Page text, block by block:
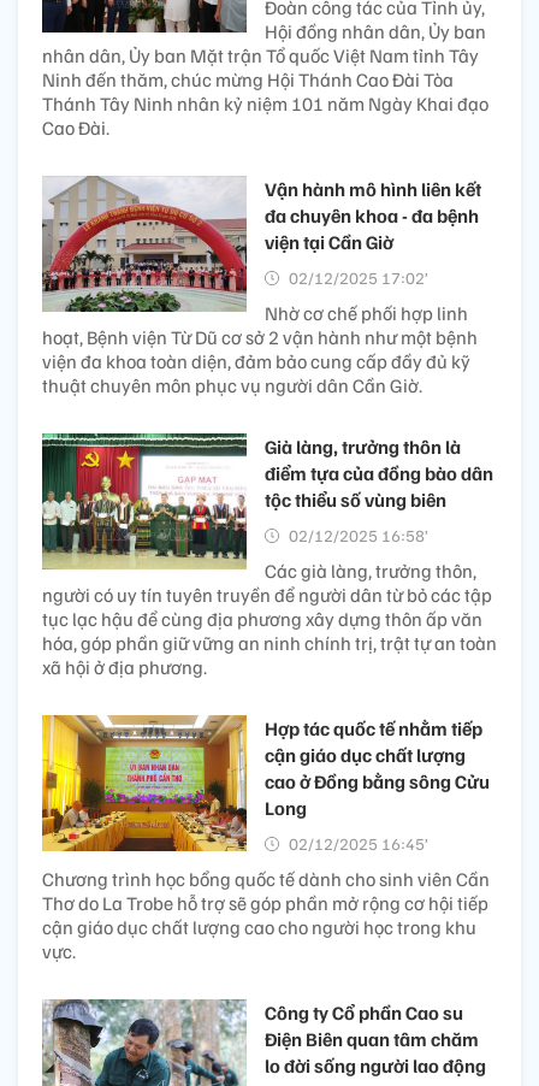
Đoàn công tác của Tỉnh ủy,
Hội đồng nhân dân, Ủy ban
nhân dân, Ủy ban Mặt trận Tổ quốc Việt Nam tỉnh Tây
Ninh đến thăm, chúc mừng Hội Thánh Cao Đài Tòa
Thánh Tây Ninh nhân kỷ niệm 101 năm Ngày Khai đạo
Cao Đài.
Vận hành mô hình liên kết
đa chuyên khoa - đa bệnh
viện tại Cần Giờ
02/12/2025 17:02’
Nhờ cơ chế phối hợp linh
hoạt, Bệnh viện Từ Dũ cơ sở 2 vận hành như một bệnh
viện đa khoa toàn diện, đảm bảo cung cấp đầy đủ kỹ
thuật chuyên môn phục vụ người dân Cần Giờ.
Già làng, trưởng thôn là
điểm tựa của đồng bào dân
tộc thiểu số vùng biên
02/12/2025 16:58’
Các già làng, trưởng thôn,
người có uy tín tuyên truyền để người dân từ bỏ các tập
tục lạc hậu để cùng địa phương xây dựng thôn ấp văn
hóa, góp phần giữ vững an ninh chính trị, trật tự an toàn
xã hội ở địa phương.
Hợp tác quốc tế nhằm tiếp
cận giáo dục chất lượng
cao ở Đồng bằng sông Cửu
Long
02/12/2025 16:45’
Chương trình học bổng quốc tế dành cho sinh viên Cần
Thơ do La Trobe hỗ trợ sẽ góp phần mở rộng cơ hội tiếp
cận giáo dục chất lượng cao cho người học trong khu
vực.
Công ty Cổ phần Cao su
Điện Biên quan tâm chăm
lo đời sống người lao động